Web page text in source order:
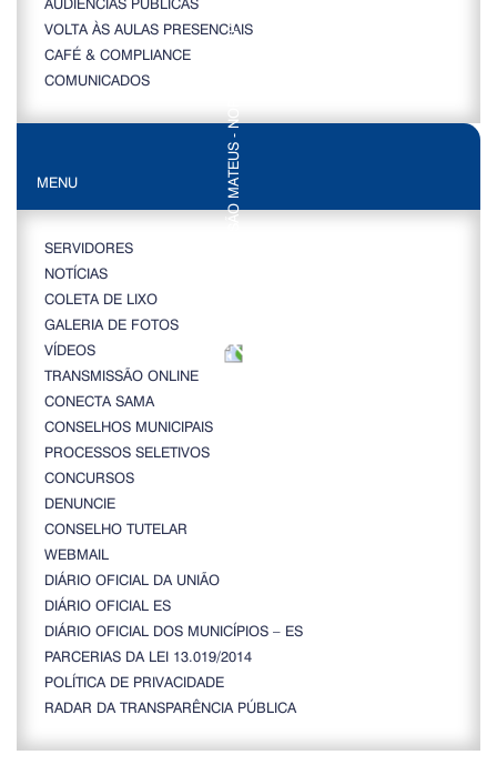
VOLTA ÀS AULAS PRESENCIAIS
CAFÉ & COMPLIANCE
COMUNICADOS
MENU
SERVIDORES
NOTÍCIAS
COLETA DE LIXO
GALERIA DE FOTOS
VÍDEOS
TRANSMISSÃO ONLINE
CONECTA SAMA
CONSELHOS MUNICIPAIS
PROCESSOS SELETIVOS
CONCURSOS
DENUNCIE
CONSELHO TUTELAR
WEBMAIL
DIÁRIO OFICIAL DA UNIÃO
DIÁRIO OFICIAL ES
DIÁRIO OFICIAL DOS MUNICÍPIOS – ES
PARCERIAS DA LEI 13.019/2014
POLÍTICA DE PRIVACIDADE
RADAR DA TRANSPARÊNCIA PÚBLICA